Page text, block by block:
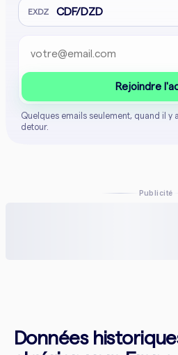
EXDZ CDF/DZD
Adresse email
Company website
Rejoindre
Quelques emails seulement, quand il y
detour.
Publicité
Données